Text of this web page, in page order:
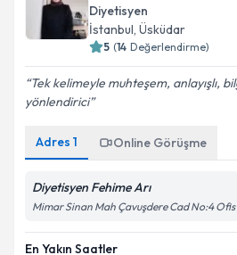
Diyetisyen
İstanbul, Üsküdar
5 (14 Değerlendirme)
Tek kelimeyle muhteşem, anlayışlı,
yönlendirici
Adres 1 Online Görüşme
Diyetisyen Fehime Arı
Mimar Sinan Mah Çavuşdere Cad No:4
En Yakın Saatler